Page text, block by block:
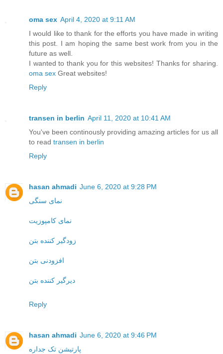
oma sex April 4, 2020 at 9:11 AM
I would like to thank for the efforts you have made in writing
this post. I am hoping the same best work from you in the
future as well.
I wanted to thank you for this websites! Thanks for sharing.
oma sex Great websites!
Reply
transen in berlin April 11, 2020 at 10:41 AM
You've been continously providing amazing articles for us all
to read transen in berlin
Reply
hasan ahmadi June 6, 2020 at 9:28 PM
نمای سنگی
نمای کامپوزیت
زودگیر کننده بتن
افزودنی بتن
دیرگیر کننده بتن
Reply
hasan ahmadi June 6, 2020 at 9:46 PM
پارتیشن تک جداره